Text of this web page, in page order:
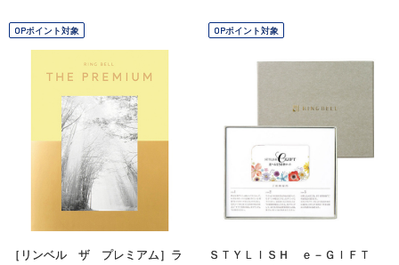
OPポイント対象
［リンベル ザ プレミアム］ラ
OPポイント対象
ＳＴＹＬＩＳＨ ｅ－ＧＩＦＴ